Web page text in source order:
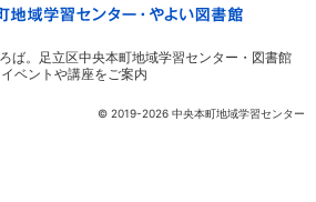
© 2019-2026 中央本町地域学習センター
ば。
足立区中央本町地域学習センター・図書館
イベントや講座をご案内